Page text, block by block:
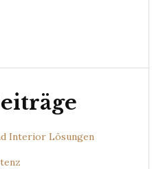
Interior Lösungen